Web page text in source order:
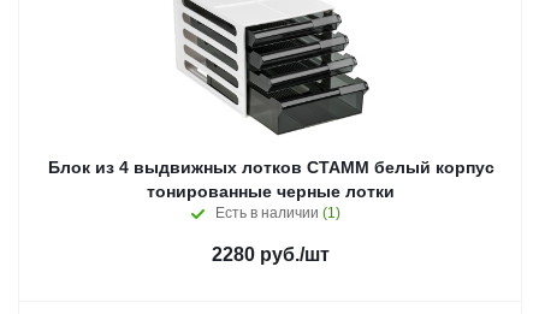
Блок из 4 выдвижных лотков СТАММ белый корпус
тонированные черные лотки
Есть в наличии (1)
2280 руб./шт